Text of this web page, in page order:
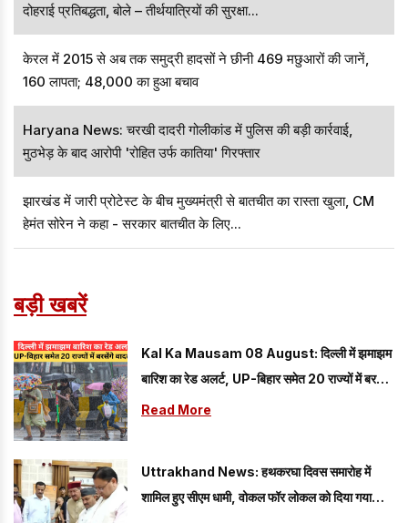
दोहराई प्रतिबद्धता, बोले – तीर्थयात्रियों की सुरक्षा...
केरल में 2015 से अब तक समुद्री हादसों ने छीनी 469 मछुआरों की जानें,
160 लापता; 48,000 का हुआ बचाव
Haryana News: चरखी दादरी गोलीकांड में पुलिस की बड़ी कार्रवाई,
मुठभेड़ के बाद आरोपी 'रोहित उर्फ कातिया' गिरफ्तार
झारखंड में जारी प्रोटेस्ट के बीच मुख्यमंत्री से बातचीत का रास्ता खुला, CM
हेमंत सोरेन ने कहा - सरकार बातचीत के लिए...
बड़ी खबरें
Kal Ka Mausam 08 August: दिल्ली में झमाझम
बारिश का रेड अलर्ट, UP-बिहार समेत 20 राज्यों में बरसेंगे
बादल; यहां पढ़े 08 अगस्त का कैसा रहेगा मौसम
Read More
Uttrakhand News: हथकरघा दिवस समारोह में
शामिल हुए सीएम धामी, वोकल फॉर लोकल को दिया गया